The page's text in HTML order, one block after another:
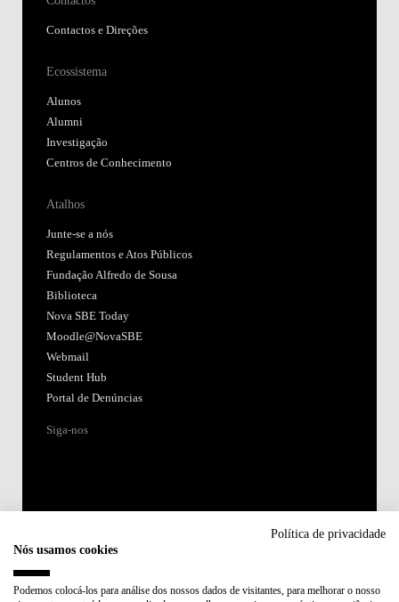
Contactos e Direções
Ecossistema
Alunos
Alumni
Investigação
Centros de Conhecimento
Atalhos
Junte-se a nós
Regulamentos e Atos Públicos
Fundação Alfredo de Sousa
Biblioteca
Nova SBE Today
Moodle@NovaSBE
Webmail
Student Hub
Portal de Denúncias
Siga-nos
Política de privacidade
Nós usamos cookies
Podemos colocá-los para análise dos nossos dados de visitantes, para melhorar o nosso